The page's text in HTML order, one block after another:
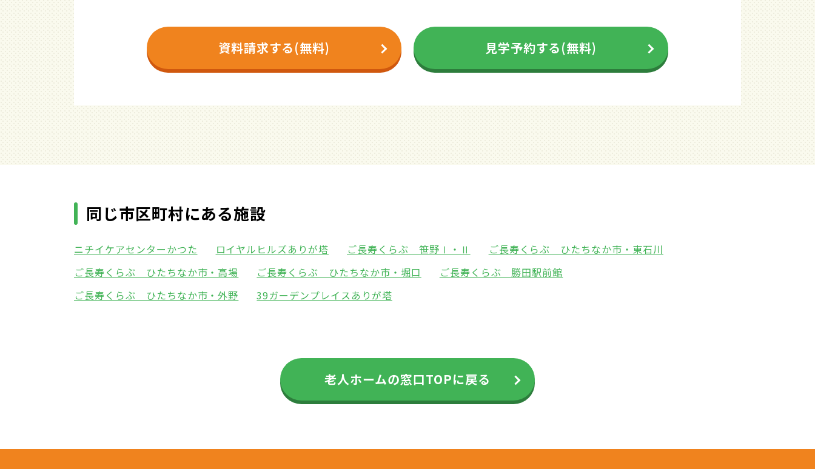
資料請求する(無料) 見学予約する(無料)
同じ市区町村にある施設
ニチイケアセンターかつた ロイヤルヒルズありが塔 ご長寿くらぶ 笹野Ⅰ・Ⅱ
ご長寿くらぶ ひたちなか市・東石川
ご長寿くらぶ ひたちなか市・高場
ご長寿くらぶ ひたちなか市・堀口
ご長寿くらぶ 勝田駅前館
ご長寿くらぶ ひたちなか市・外野
39ガーデンプレイスありが塔
老人ホームの窓口TOPに戻る